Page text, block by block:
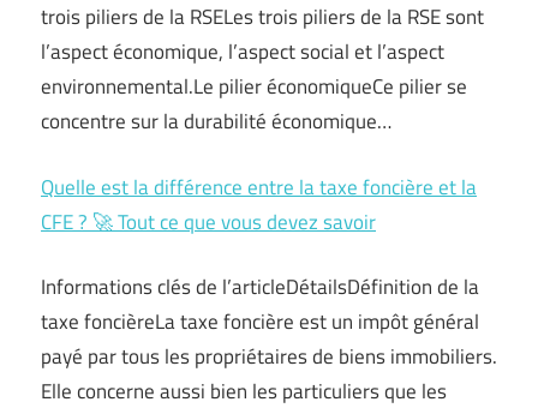
trois piliers de la RSELes trois piliers de la RSE sont
l’aspect économique, l’aspect social et l’aspect
environnemental.Le pilier économiqueCe pilier se
concentre sur la durabilité économique…
Quelle est la différence entre la taxe foncière et la
CFE ? 🚀 Tout ce que vous devez savoir
Informations clés de l’articleDétailsDéfinition de la
taxe foncièreLa taxe foncière est un impôt général
payé par tous les propriétaires de biens immobiliers.
Elle concerne aussi bien les particuliers que les